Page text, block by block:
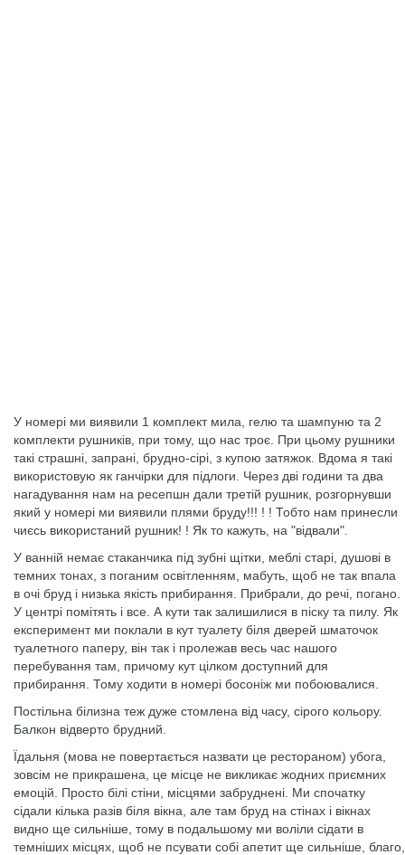
У номері ми виявили 1 комплект мила, гелю та шампуню та 2
комплекти рушників, при тому, що нас троє. При цьому рушники
такі страшні, запрані, брудно-сірі, з купою затяжок. Вдома я такі
використовую як ганчірки для підлоги. Через дві години та два
нагадування нам на ресепшн дали третій рушник, розгорнувши
який у номері ми виявили плями бруду!!! ! ! Тобто нам принесли
чиєсь використаний рушник! ! Як то кажуть, на "відвали".
У ванній немає стаканчика під зубні щітки, меблі старі, душові в
темних тонах, з поганим освітленням, мабуть, щоб не так впала
в очі бруд і низька якість прибирання. Прибрали, до речі, погано.
У центрі помітять і все. А кути так залишилися в піску та пилу. Як
експеримент ми поклали в кут туалету біля дверей шматочок
туалетного паперу, він так і пролежав весь час нашого
перебування там, причому кут цілком доступний для
прибирання. Тому ходити в номері босоніж ми побоювалися.
Постільна білизна теж дуже стомлена від часу, сірого кольору.
Балкон відверто брудний.
Їдальня (мова не повертається назвати це рестораном) убога,
зовсім не прикрашена, це місце не викликає жодних приємних
емоцій. Просто білі стіни, місцями забруднені. Ми спочатку
сідали кілька разів біля вікна, але там бруд на стінах і вікнах
видно ще сильніше, тому в подальшому ми воліли сідати в
темніших місцях, щоб не псувати собі апетит ще сильніше, благо,